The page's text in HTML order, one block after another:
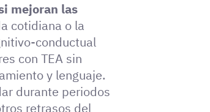
mejoran las
cotidiana o la
conductual
con TEA sin
y lenguaje.
durante periodos
retrasos del